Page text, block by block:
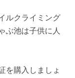
ルクライミング
ぶ池は子供に人
を購入しましょ